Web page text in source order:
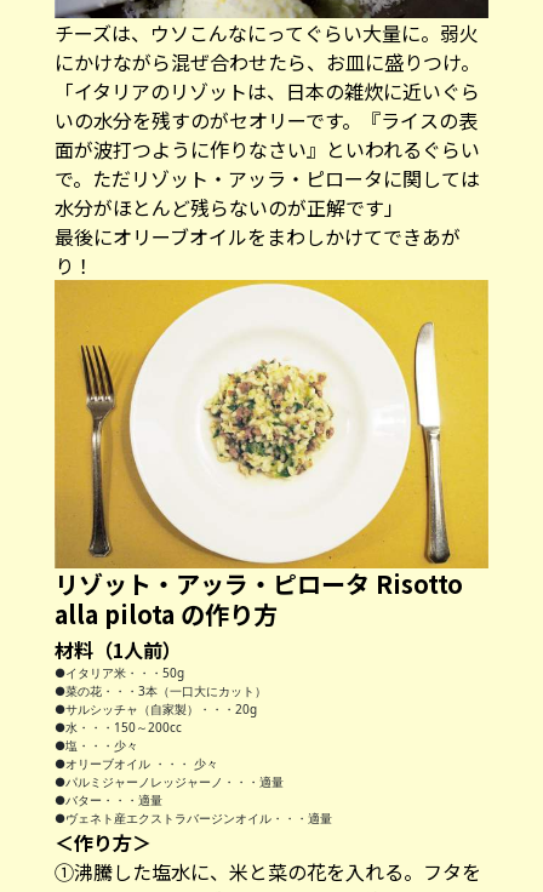
チーズは、ウソこんなにってぐらい大量に。弱火
にかけながら混ぜ合わせたら、お皿に盛りつけ。
「イタリアのリゾットは、日本の雑炊に近いぐら
いの水分を残すのがセオリーです。『ライスの表
面が波打つように作りなさい』といわれるぐらい
で。ただリゾット・アッラ・ピロータに関しては
水分がほとんど残らないのが正解です」
最後にオリーブオイルをまわしかけてできあが
り！
リゾット・アッラ・ピロータ Risotto
alla pilota の作り方
材料（1人前）
●イタリア米・・・50g
●菜の花・・・3本（一口大にカット）
●サルシッチャ（自家製）・・・20g
●水・・・150～200cc
●塩・・・少々
●オリーブオイル ・・・ 少々
●パルミジャーノレッジャーノ・・・適量
●バター・・・適量
●ヴェネト産エクストラバージンオイル・・・適量
＜作り方＞
①沸騰した塩水に、米と菜の花を入れる。フタを